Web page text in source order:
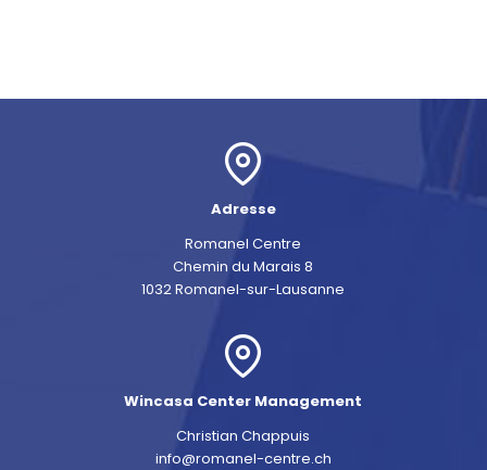
Adresse
Romanel Centre
Chemin du Marais 8
1032 Romanel-sur-Lausanne
Wincasa Center Management
Christian Chappuis
info@romanel-centre.ch